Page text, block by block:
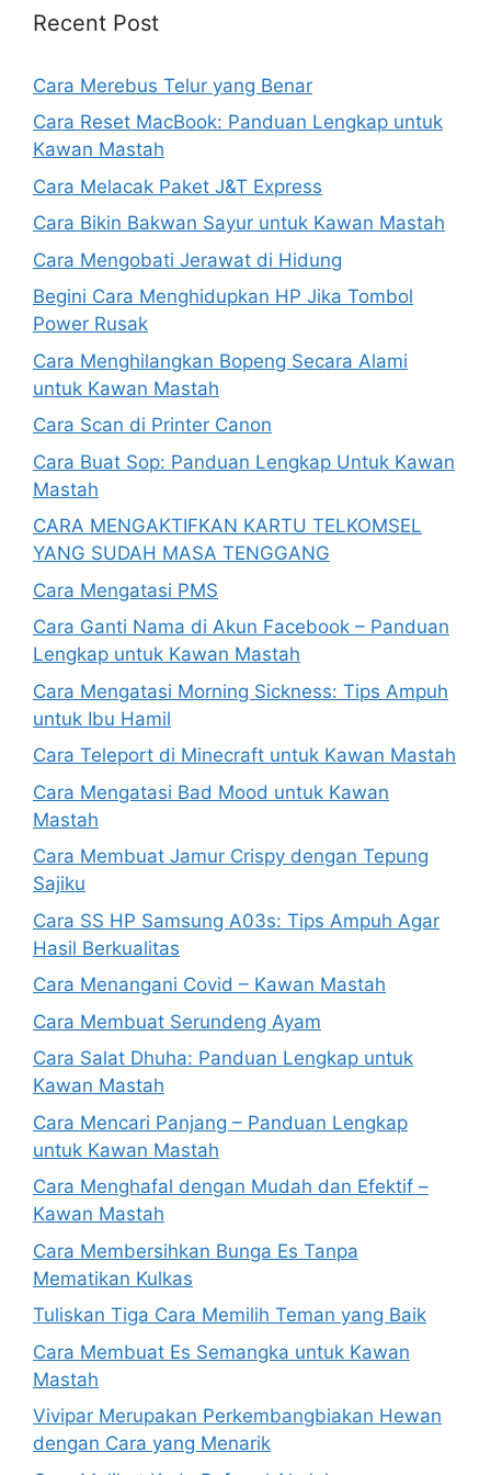
Recent Post
Cara Merebus Telur yang Benar
Cara Reset MacBook: Panduan Lengkap untuk
Kawan Mastah
Cara Melacak Paket J&T Express
Cara Bikin Bakwan Sayur untuk Kawan Mastah
Cara Mengobati Jerawat di Hidung
Begini Cara Menghidupkan HP Jika Tombol
Power Rusak
Cara Menghilangkan Bopeng Secara Alami
untuk Kawan Mastah
Cara Scan di Printer Canon
Cara Buat Sop: Panduan Lengkap Untuk Kawan
Mastah
CARA MENGAKTIFKAN KARTU TELKOMSEL
YANG SUDAH MASA TENGGANG
Cara Mengatasi PMS
Cara Ganti Nama di Akun Facebook – Panduan
Lengkap untuk Kawan Mastah
Cara Mengatasi Morning Sickness: Tips Ampuh
untuk Ibu Hamil
Cara Teleport di Minecraft untuk Kawan Mastah
Cara Mengatasi Bad Mood untuk Kawan
Mastah
Cara Membuat Jamur Crispy dengan Tepung
Sajiku
Cara SS HP Samsung A03s: Tips Ampuh Agar
Hasil Berkualitas
Cara Menangani Covid – Kawan Mastah
Cara Membuat Serundeng Ayam
Cara Salat Dhuha: Panduan Lengkap untuk
Kawan Mastah
Cara Mencari Panjang – Panduan Lengkap
untuk Kawan Mastah
Cara Menghafal dengan Mudah dan Efektif –
Kawan Mastah
Cara Membersihkan Bunga Es Tanpa
Mematikan Kulkas
Tuliskan Tiga Cara Memilih Teman yang Baik
Cara Membuat Es Semangka untuk Kawan
Mastah
Vivipar Merupakan Perkembangbiakan Hewan
dengan Cara yang Menarik